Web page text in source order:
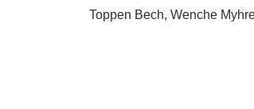
Toppen Bech, Wenche